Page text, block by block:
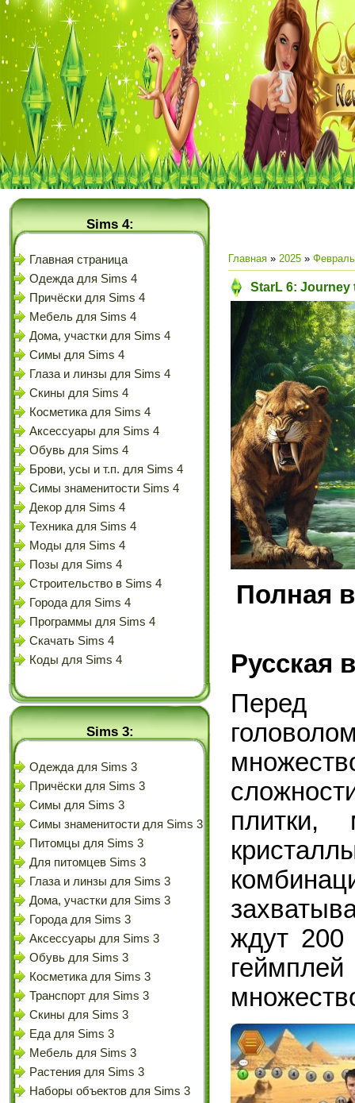
Sims 4:
Главная страница
Одежда для Sims 4
Причёски для Sims 4
Мебель для Sims 4
Дома, участки для Sims 4
Симы для Sims 4
Глаза и линзы для Sims 4
Скины для Sims 4
Косметика для Sims 4
Аксессуары для Sims 4
Обувь для Sims 4
Брови, усы и т.п. для Sims 4
Симы знаменитости Sims 4
Декор для Sims 4
Техника для Sims 4
Моды для Sims 4
Позы для Sims 4
Строительство в Sims 4
Города для Sims 4
Программы для Sims 4
Скачать Sims 4
Коды для Sims 4
Sims 3:
Одежда для Sims 3
Причёски для Sims 3
Симы для Sims 3
Симы знаменитости для Sims 3
Питомцы для Sims 3
Для питомцев Sims 3
Глаза и линзы для Sims 3
Дома, участки для Sims 3
Города для Sims 3
Аксессуары для Sims 3
Обувь для Sims 3
Косметика для Sims 3
Транспорт для Sims 3
Скины для Sims 3
Еда для Sims 3
Мебель для Sims 3
Растения для Sims 3
Наборы объектов для Sims 3
Главная » 2025 » Февраль
StarL 6: Journey
Полная
Русская
Перед
плитки,
ждут 200